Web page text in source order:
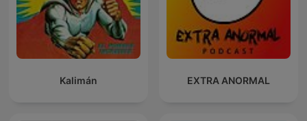
Kalimán EXTRA ANORMAL